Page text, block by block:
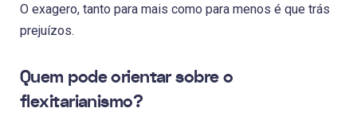
O exagero, tanto para mais como para menos é que trás
prejuízos.
Quem pode orientar sobre o
flexitarianismo?